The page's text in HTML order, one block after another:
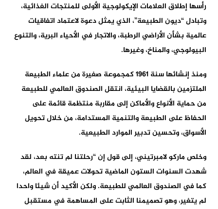
رأسها إطلاق العلامات الإيكولوجية الأولى للمنتجات الغذائية،
وتبادل “ديون الطبيعة”، الذي يمثل دعوة لاعتماد اتفاقيات
عالمية بشأن الأراضي الرطبة، والاتجار في الأحياء البرية، والتنوع
البيولوجي، والمناخ، وغيرها.
ومنذ إنشائها سنة 1961 كمجموعة صغيرة من علماء الطبيعة
الملتزمين بالقضايا البيئية، انتقل الصندوق العالمي للطبيعة
من حماية الأنواع والأماكن إلى مقاربة منتظمة قائمة على
الحفاظ على الطبيعة والتنمية المستدامة، من خلال تحويل
الأسواق، وتحسين تدبير الموارد الطبيعية.
وخلص ماركو لامبرتيني، إلى قول إن “رحلتنا لم تنته بعد، لقد
شهدت السنوات الستون الماضية تحولات عميقة في العالم،
كما في الصندوق العالمي للطبيعة. ولكن الأكيد أن شيئا واحدا
لم يتغير، وهو تصميمنا الثابت على المساهمة في مستقبل